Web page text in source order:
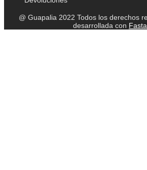
@ Guapalia 2022 Todos los derechos
desarrollada con